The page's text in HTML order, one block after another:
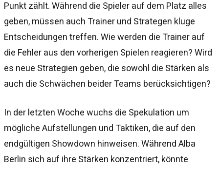
Punkt zählt. Während die Spieler auf dem Platz alles
geben, müssen auch Trainer und Strategen kluge
Entscheidungen treffen. Wie werden die Trainer auf
die Fehler aus den vorherigen Spielen reagieren? Wird
es neue Strategien geben, die sowohl die Stärken als
auch die Schwächen beider Teams berücksichtigen?
In der letzten Woche wuchs die Spekulation um
mögliche Aufstellungen und Taktiken, die auf den
endgültigen Showdown hinweisen. Während Alba
Berlin sich auf ihre Stärken konzentriert, könnte